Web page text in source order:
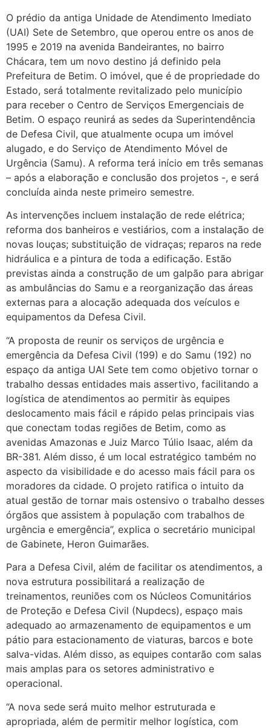
O prédio da antiga Unidade de Atendimento Imediato
(UAI) Sete de Setembro, que operou entre os anos de
1995 e 2019 na avenida Bandeirantes, no bairro
Chácara, tem um novo destino já definido pela
Prefeitura de Betim. O imóvel, que é de propriedade do
Estado, será totalmente revitalizado pelo município
para receber o Centro de Serviços Emergenciais de
Betim. O espaço reunirá as sedes da Superintendência
de Defesa Civil, que atualmente ocupa um imóvel
alugado, e do Serviço de Atendimento Móvel de
Urgência (Samu). A reforma terá início em três semanas
– após a elaboração e conclusão dos projetos -, e será
concluída ainda neste primeiro semestre.
As intervenções incluem instalação de rede elétrica;
reforma dos banheiros e vestiários, com a instalação de
novas louças; substituição de vidraças; reparos na rede
hidráulica e a pintura de toda a edificação. Estão
previstas ainda a construção de um galpão para abrigar
as ambulâncias do Samu e a reorganização das áreas
externas para a alocação adequada dos veículos e
equipamentos da Defesa Civil.
“A proposta de reunir os serviços de urgência e
emergência da Defesa Civil (199) e do Samu (192) no
espaço da antiga UAI Sete tem como objetivo tornar o
trabalho dessas entidades mais assertivo, facilitando a
logística de atendimentos ao permitir às equipes
deslocamento mais fácil e rápido pelas principais vias
que conectam todas regiões de Betim, como as
avenidas Amazonas e Juiz Marco Túlio Isaac, além da
BR-381. Além disso, é um local estratégico também no
aspecto da visibilidade e do acesso mais fácil para os
moradores da cidade. O projeto ratifica o intuito da
atual gestão de tornar mais ostensivo o trabalho desses
órgãos que assistem à população com trabalhos de
urgência e emergência”, explica o secretário municipal
de Gabinete, Heron Guimarães.
Para a Defesa Civil, além de facilitar os atendimentos, a
nova estrutura possibilitará a realização de
treinamentos, reuniões com os Núcleos Comunitários
de Proteção e Defesa Civil (Nupdecs), espaço mais
adequado ao armazenamento de equipamentos e um
pátio para estacionamento de viaturas, barcos e bote
salva-vidas. Além disso, as equipes contarão com salas
mais amplas para os setores administrativo e
operacional.
“A nova sede será muito melhor estruturada e
apropriada, além de permitir melhor logística, com